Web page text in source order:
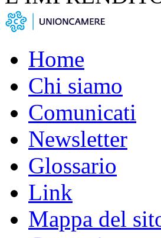
Home
Chi siamo
Comunicati
Newsletter
Glossario
Link
Mappa del